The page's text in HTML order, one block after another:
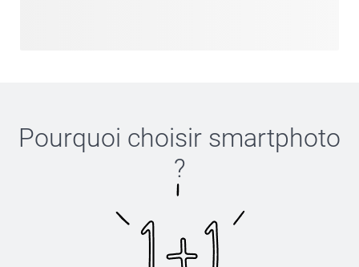
Pourquoi choisir smartphoto
?